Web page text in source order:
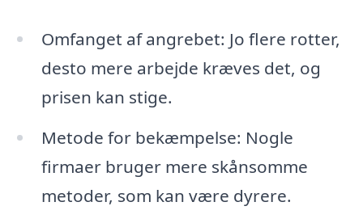
Omfanget af angrebet: Jo flere rotter,
desto mere arbejde kræves det, og
prisen kan stige.
Metode for bekæmpelse: Nogle
firmaer bruger mere skånsomme
metoder, som kan være dyrere.